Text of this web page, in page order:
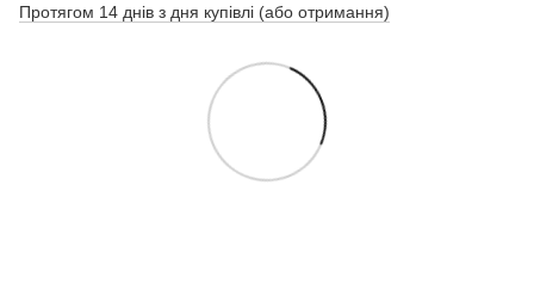
Протягом 14 днів з дня купівлі (або отримання)